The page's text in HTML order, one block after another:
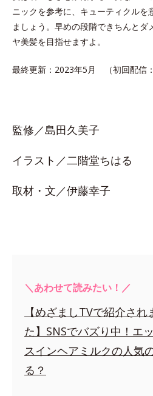
ニックを参考に、キューティクルを
ましょう。早めの段階できちんとダ
ヤ美髪を目指せますよ。
最終更新：2023年5月 （初回配信
監修／島田久美子
イラスト／二階堂ちはる
取材・文／伊藤幸子
＼あわせて読みたい！／
【めざましTVで紹介され
た】SNSでバズり中！エ
スインヘアミルクの人気
る？